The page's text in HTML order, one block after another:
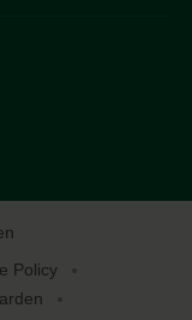
Policy